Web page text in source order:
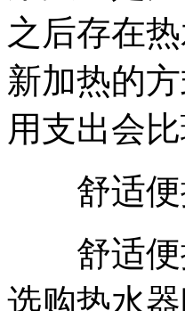
之后存在
新加热的
用支出会
舒适便
舒适便捷
选购热水